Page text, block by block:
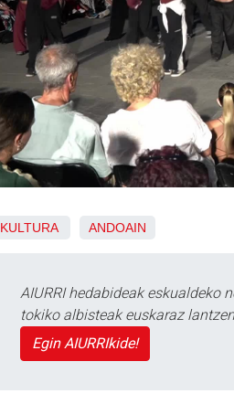
KULTURA ANDOAIN
AIURRI hedabideak eskualdeko
tokiko albisteak euskaraz
Egin AIURRIkide!